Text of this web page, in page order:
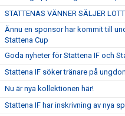
STATTENAS VÄNNER SÄLJER
Ännu en sponsor har kommit till
Stattena Cup
Goda nyheter för Stattena IF och
Stattena IF söker tränare på
Nu är nya kollektionen här!
Stattena IF har inskrivning av nya